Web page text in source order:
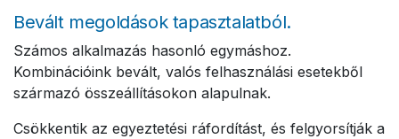
Bevált megoldások tapasztalatból.
Számos alkalmazás hasonló egymáshoz.
Kombinációink bevált, valós felhasználási esetekből
származó összeállításokon alapulnak.
Csökkentik az egyeztetési ráfordítást, és felgyorsítják a